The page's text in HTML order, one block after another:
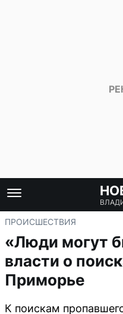
ПРОИСШЕСТВИЯ
«Люди могут
власти о
Приморье
К поискам